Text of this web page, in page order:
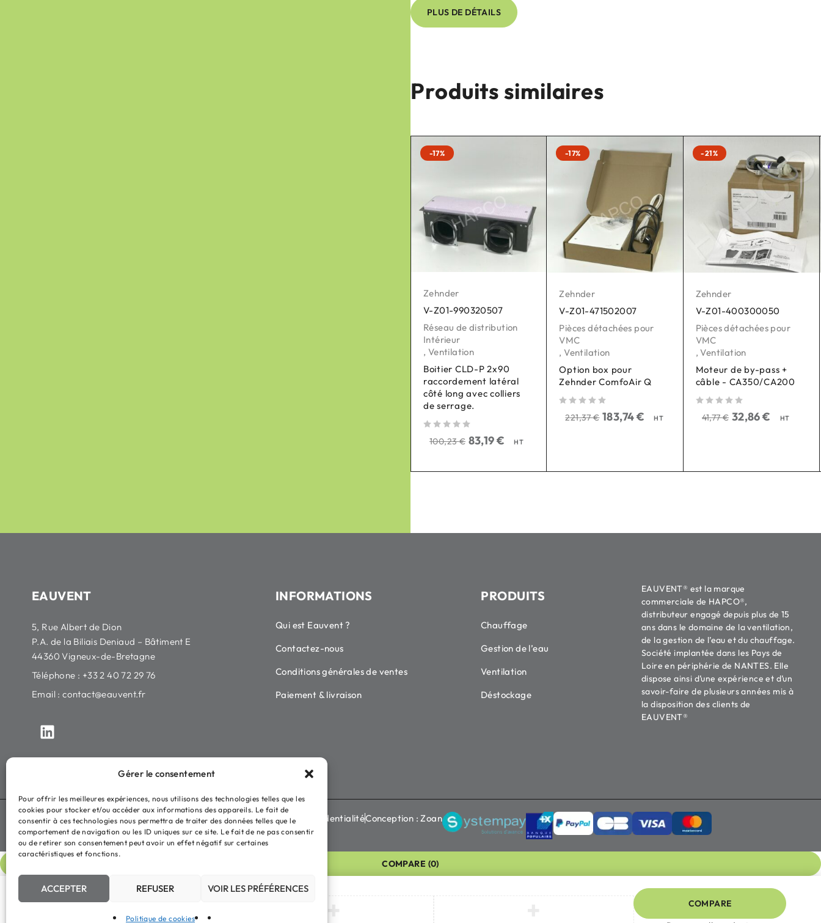
Gérer le consentement
Pour offrir les meilleures expériences, nous utilisons des technologies telles que les
cookies pour stocker et/ou accéder aux informations des appareils. Le fait de
consentir à ces technologies nous permettra de traiter des données telles que le
comportement de navigation ou les ID uniques sur ce site. Le fait de ne pas consentir
ou de retirer son consentement peut avoir un effet négatif sur certaines
caractéristiques et fonctions.
ACCEPTER REFUSER VOIR LES PRÉFÉRENCES
Politique de cookies
PLUS DE DÉTAILS
Produits similaires
-17%
Zehnder
V-Z01-990320507
Réseau de distribution
Intérieur
, Ventilation
Boitier CLD-P 2x90
raccordement latéral
côté long avec colliers
de serrage.
100,23€ 83,19€ HT
-17%
Zehnder
V-Z01-471502007
Pièces détachées pour
VMC
, Ventilation
Option box pour
Zehnder ComfoAir Q
221,37€ 183,74€ HT
-21%
Zehnder
V-Z01-400300050
Pièces détachées pour
VMC
, Ventilation
Moteur de by-pass +
câble - CA350/CA200
41,77€ 32,86€ HT
EAUVENT
5, Rue Albert de Dion
P.A. de la Biliais Deniaud – Bâtiment E
44360 Vigneux-de-Bretagne
Téléphone : +33 2 40 72 29 76
Email :contact@eauvent.fr
INFORMATIONS
Qui est Eauvent ?
Contactez-nous
Conditions générales de ventes
Paiement & livraison
PRODUITS
Chauffage
Gestion de l’eau
Ventilation
Déstockage
EAUVENT® est la marque
commerciale de HAPCO®,
distributeur engagé depuis plus de 15
ans dans le domaine de la ventilation,
de la gestion de l’eau et du chauffage.
Société implantée dans les Pays de
Loire en périphérie de NANTES. Elle
dispose ainsi d’une expérience et d’un
savoir-faire de plusieurs années mis à
la disposition des clients de
EAUVENT®
Tous droits réservés ©2026EauventMentions légalesPolitique de confidentialitéConception : Zoan
COMPARE (0)
COMPARE